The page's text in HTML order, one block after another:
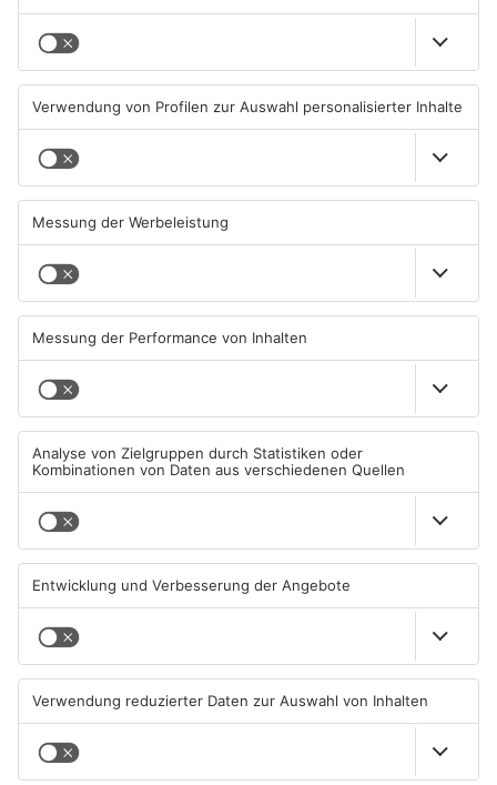
TOPNEWS
Saisonstart für Viktoria
Aschaffenburg und Bayern
Alzenau
01.08.2026, 08:40 UHR IN SPORT
TOPNEWS
Untermain-Cup 2026:
Handball-Elite trifft sich in
Großwallstadt